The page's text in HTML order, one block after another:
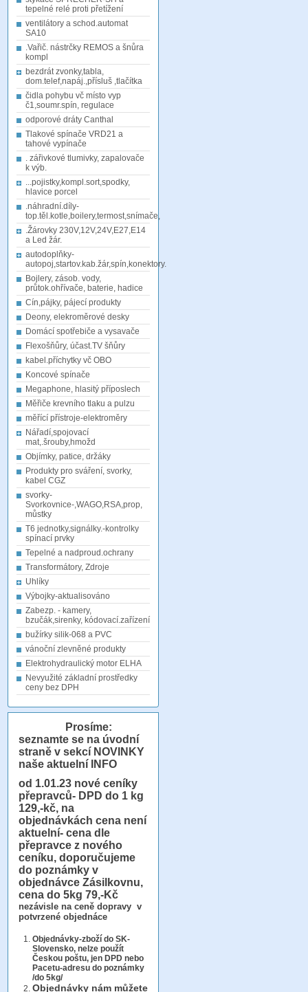
tepelné relé proti přetížení
ventilátory a schod.automat
SA10
.Vařič. nástrčky REMOS a šnůra
kompl
bezdrát zvonky,tabla,
dom.telef,napáj.,přísluš ,tlačítka
čidla pohybu vč místo vyp
č1,soumr.spín, regulace
odporové dráty Canthal
Tlakové spínače VRD21 a
tahové vypínače
. zářivkové tlumivky, zapalovače
k výb.
...pojistky,kompl.sort,spodky,
hlavice porcel
.náhradní.díly-
top.těl.kotle,boilery,termost,snímače,
.Žárovky 230V,12V,24V,E27,E14
a Led žár.
autodoplňky-
autopoj,startov.kab.žár,spín,konektory.
Bojlery, zásob. vody,
průtok.ohřívače, baterie, hadice
Cín,pájky, pájecí produkty
Deony, elekroměrové desky
Domácí spotřebiče a vysavače
Flexošňůry, účast.TV šňůry
kabel.příchytky vč OBO
Koncové spínače
Megaphone, hlasitý příposlech
Měřiče krevního tlaku a pulzu
měřící přístroje-elektroměry
Nářadí,spojovací
mat,.šrouby,hmožd
Objímky, patice, držáky
Produkty pro sváření, svorky,
kabel CGZ
svorky-
Svorkovnice-,WAGO,RSA,prop,
můstky
T6 jednotky,signálky.-kontrolky
spínací prvky
Tepelné a nadproud.ochrany
Transformátory, Zdroje
Uhlíky
Výbojky-aktualisováno
Zabezp. - kamery,
bzučák,sirenky, kódovací.zařízení
bužírky silik-068 a PVC
vánoční zlevněné produkty
Elektrohydraulický motor ELHA
Nevyužité základní prostředky
ceny bez DPH
Prosíme:
seznamte se na úvodní
straně v sekcí NOVINKY
naše aktuelní INFO
od 1.01.23 nové ceníky
přepravců- DPD do 1 kg
129,-kč, na
objednávkách cena není
aktuelní- cena dle
přepravce z nového
ceníku, doporučujeme
do poznámky v
objednávce Zásilkovnu,
cena do 5kg 79,-Kč
nezávisle na ceně dopravy v
potvrzené objednáce
Objednávky-zboží do SK-
Slovensko, nelze použít
Českou poštu, jen DPD nebo
Pacetu-adresu do poznámky
/do 5kg/
Objednávky nám můžete